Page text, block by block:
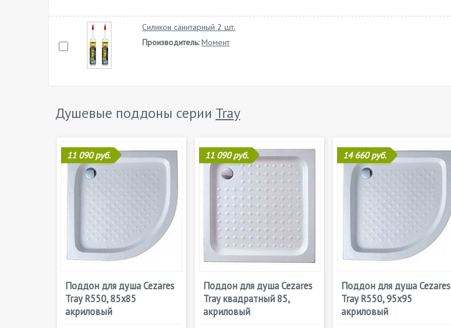
Силикон санитарный 2 шт.
Производитель: Момент
Душевые поддоны серии Tray
11 090 руб.
Поддон для душа Cezares
Tray R550, 85х85
акриловый
11 090 руб.
Поддон для душа Cezares
Tray квадратный 85,
акриловый
14 660 руб.
Поддон для душа Cezares
Tray R550, 95х95
акриловый